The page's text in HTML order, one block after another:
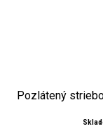
Pozlátený